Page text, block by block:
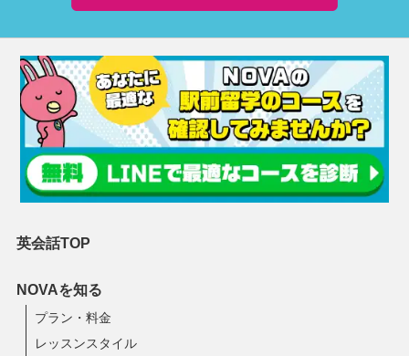
英会話TOP
NOVAを知る
プラン・料金
レッスンスタイル